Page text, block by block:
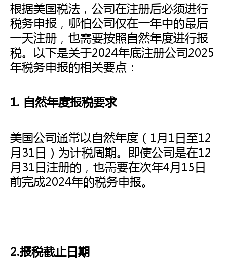
根据美国税法，公司在注册后必须进行
税务申报，哪怕公司仅在一年中的最后
一天注册，也需要按照自然年度进行报
税。以下是关于2024年底注册公司2025
年税务申报的相关要点：
1. 自然年度报税要求
美国公司通常以自然年度（1月1日至12
月31日）为计税周期。即使公司是在12
月31日注册的，也需要在次年4月15日
前完成2024年的税务申报。
2.报税截止日期